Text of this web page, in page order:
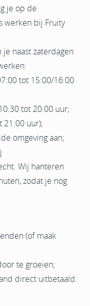
je op de
werken bij Fruity
naast zaterdagen
tot 15:00/16:00
tot 20:00 uur;
21:00 uur);
omgeving aan;
Wij hanteren
zodat je nog
(of maak
te groeien;
direct uitbetaald.